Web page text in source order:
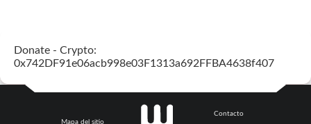
Donate - Crypto:
0x742DF91e06acb998e03F1313a692FFBA4638f407
Mapa del sitio
Contacto